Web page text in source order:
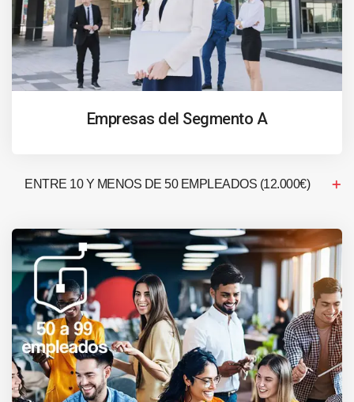
Empresas del Segmento A
ENTRE 10 Y MENOS DE 50 EMPLEADOS (12.000€)